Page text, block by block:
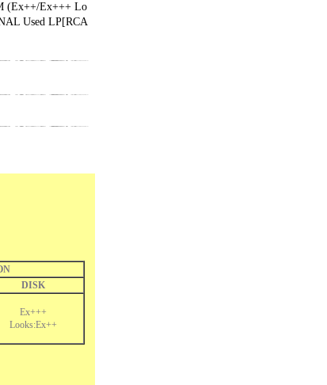
(Ex++/Ex+++ Lo
Used LP[RCA
DISK
Ex+++
Looks:Ex++